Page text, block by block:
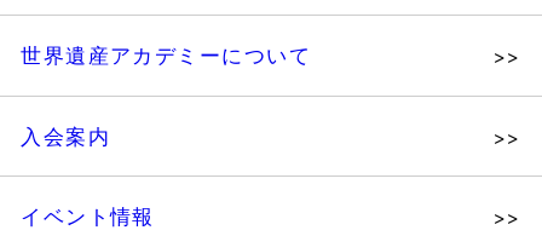
世界遺産アカデミーについて
入会案内
イベント情報